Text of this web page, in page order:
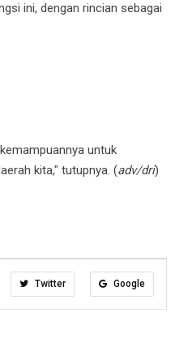
ini, dengan rincian sebagai
untuk
kita," tutupnya. (adv/dri)
Twitter Google